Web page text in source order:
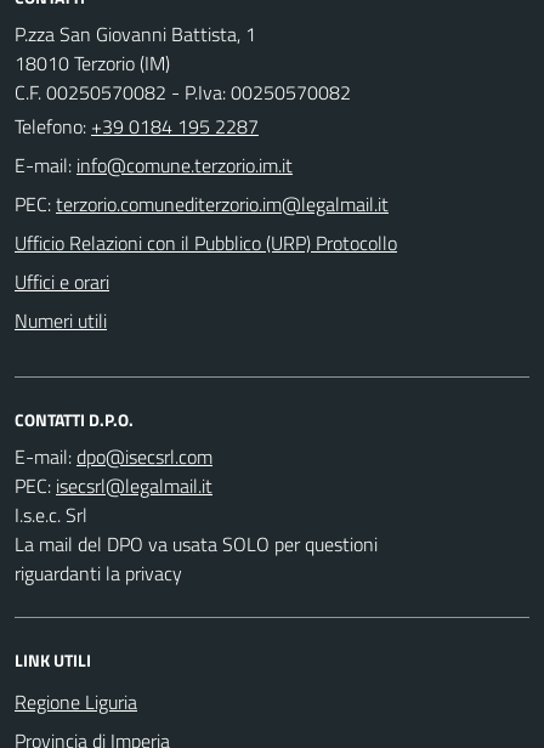
P.zza San Giovanni Battista, 1
18010 Terzorio (IM)
C.F. 00250570082 - P.Iva: 00250570082
Telefono: +39 0184 195 2287
E-mail:
PEC:
Ufficio Relazioni con il Pubblico (URP) Protocollo
Uffici e orari
Numeri utili
CONTATTI D.P.O.
E-mail:
PEC:
I.s.e.c. Srl
La mail del DPO va usata SOLO per questioni
riguardanti la privacy
LINK UTILI
Regione Liguria
Provincia di Imperia